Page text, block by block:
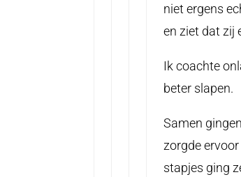
niet ergens
en ziet dat zij
Ik coachte
beter slapen.
Samen
zorgde
stapjes ging